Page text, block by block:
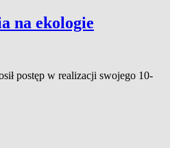
na ekologie
postęp w realizacji swojego 10-